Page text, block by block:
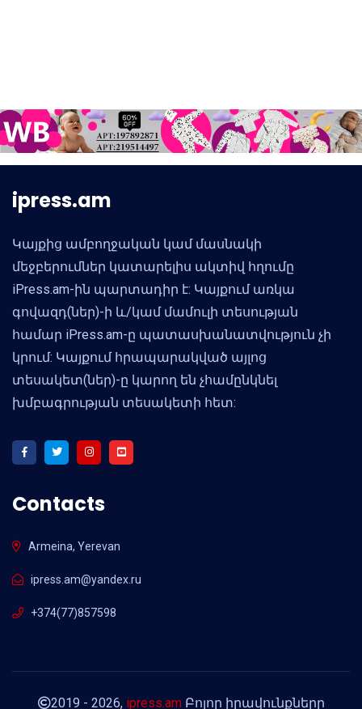
ipress.am
Կայքից ամբողջական կամ մասնակի
մեջբերումներ կատարելիս ակտիվ հղումը
iPress.am-ին պարտադիր է: Կայքում առկա
գովազդ(ներ)-ի և/կամ մամուլի տեսության
համար iPress.am-ը պատասխանատվություն չի
կրում: Կայքում հրապարակված այլոց
տեսակետ(ներ)-ը կարող են չհամընկնել
խմբագրության տեսակետի հետ:
Contacts
Armeina, Yerevan
ipress.am@yandex.ru
+374(77)857598
2019 - 2026, ipress.amԲոլոր իրավունքները